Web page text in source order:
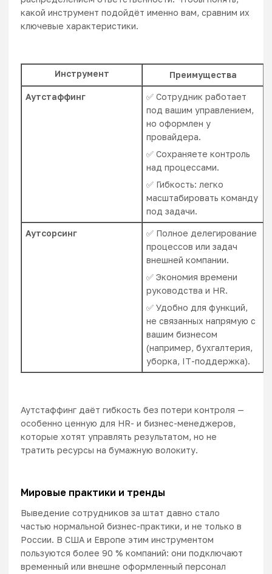
какой инструмент подойдёт именно вам, сравним их
ключевые характеристики.
Инструмент Преимущества
Аутстаффинг
✅ Сотрудник работает
под вашим управлением,
но оформлен у
провайдера.
✅ Сохраняете контроль
над процессами.
✅ Гибкость: легко
масштабировать команду
под задачи.
Аутсорсинг
✅ Полное делегирование
процессов или задач
внешней компании.
✅ Экономия времени
руководства и HR.
✅ Удобно для функций,
не связанных напрямую с
вашим бизнесом
(например, бухгалтерия,
уборка, IT-поддержка).
Аутстаффинг даёт гибкость без потери контроля —
особенно ценную для HR- и бизнес-менеджеров,
которые хотят управлять результатом, но не
тратить ресурсы на бумажную волокиту.
Мировые практики и тренды
Выведение сотрудников за штат давно стало
частью нормальной бизнес-практики, и не только в
России. В США и Европе этим инструментом
пользуются более 90 % компаний: они подключают
временный или внешне оформленный персонал